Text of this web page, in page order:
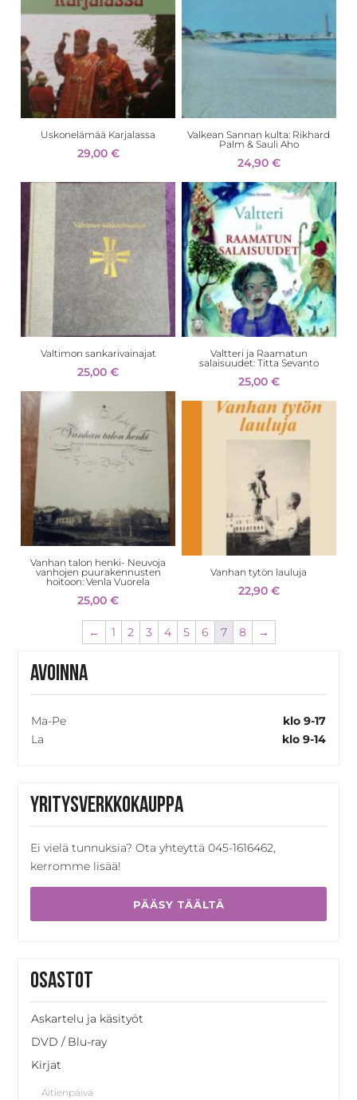
Uskonelämää Karjalassa
29,00 €
Valkean Sannan kulta: Rikhard
Palm & Sauli Aho
24,90 €
Valtimon sankarivainajat
25,00€
Valtteri ja Raamatun
salaisuudet: Titta Sevanto
25,00 €
Vanhan talon henki- Neuvoja
vanhojen puurakennusten
hoitoon: Venla Vuorela
25,00€
Vanhan tytön lauluja
22,90 €
← 1 2 3 4 5 6 7 8 →
Avoinna
Ma-Pe
klo 9-17
La
klo 9-14
Yritysverkkokauppa
Ei vielä tunnuksia? Ota yhteyttä 045-1616462,
kerromme lisää!
PÄÄSY TÄÄLTÄ
Osastot
Askartelu ja käsityöt
DVD / Blu-ray
Kirjat
Äitienpäivä